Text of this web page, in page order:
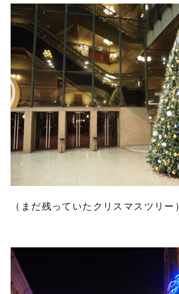
（まだ残っていたクリスマスツリー）